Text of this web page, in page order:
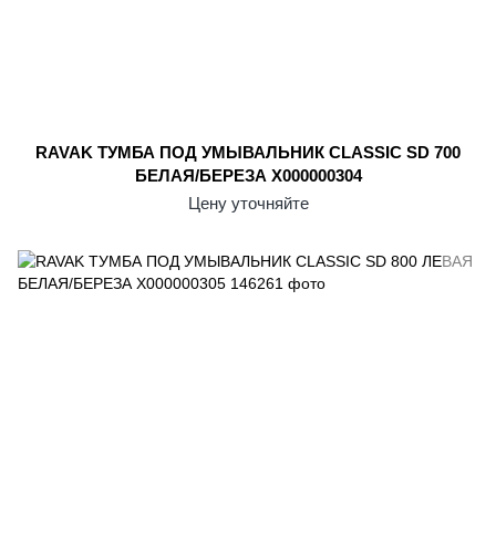
RAVAK ТУМБА ПОД УМЫВАЛЬНИК CLASSIC SD 700
БЕЛАЯ/БЕРЕЗА X000000304
Цену уточняйте